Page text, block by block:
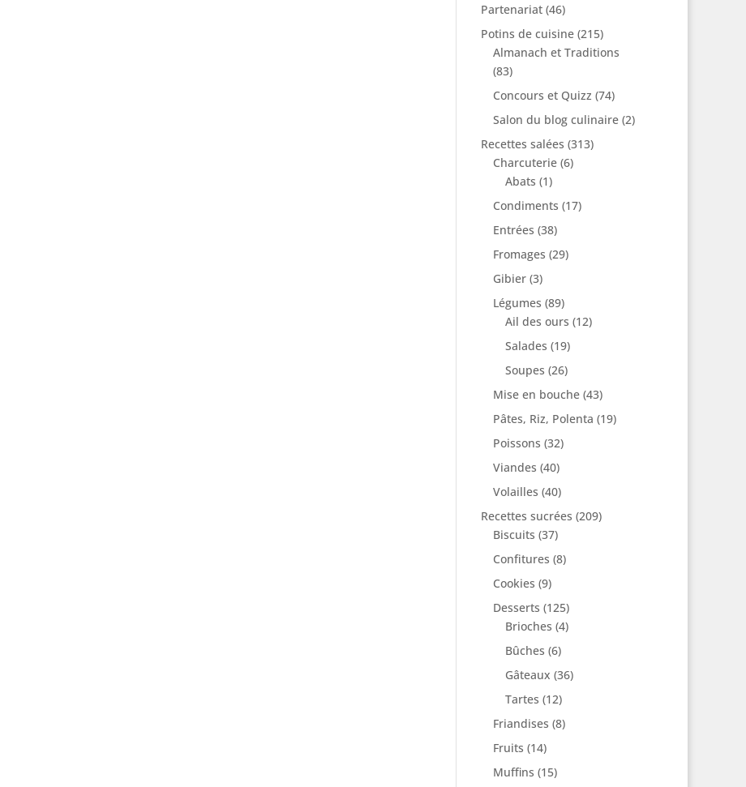
Partenariat(46)
Potins de cuisine(215)
Almanach et Traditions
(83)
Concours et Quizz (74)
Salon du blog culinaire(2)
Recettes salées (313)
Charcuterie(6)
Abats (1)
Condiments (17)
Entrées (38)
Fromages (29)
Gibier(3)
Légumes (89)
Ail des ours (12)
Salades (19)
Soupes (26)
Mise en bouche(43)
Pâtes, Riz, Polenta (19)
Poissons (32)
Viandes (40)
Volailles (40)
Recettes sucrées (209)
Biscuits (37)
Confitures (8)
Cookies (9)
Desserts (125)
Brioches (4)
Bûches (6)
Gâteaux (36)
Tartes (12)
Friandises (8)
Fruits (14)
Muffins (15)